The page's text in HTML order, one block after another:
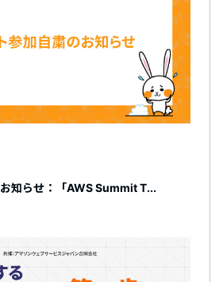
知らせ：「AWS Summit T...